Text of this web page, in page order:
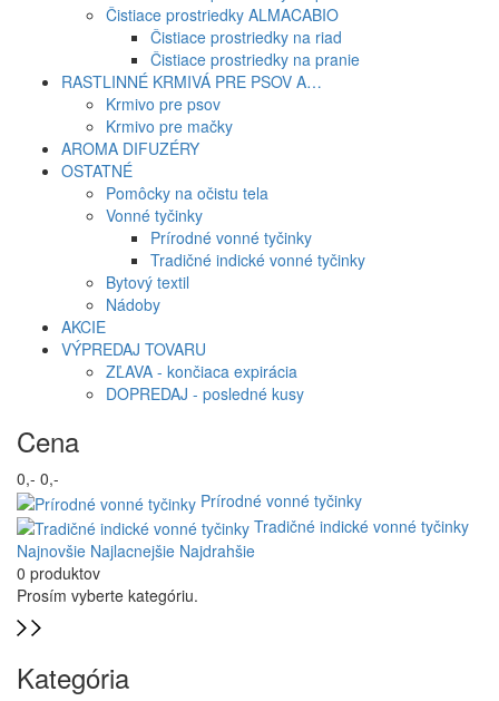
Čistiace prostriedky ALMACABIO
Čistiace prostriedky na riad
Čistiace prostriedky na pranie
RASTLINNÉ KRMIVÁ PRE PSOV A…
Krmivo pre psov
Krmivo pre mačky
AROMA DIFUZÉRY
OSTATNÉ
Pomôcky na očistu tela
Vonné tyčinky
Prírodné vonné tyčinky
Tradičné indické vonné tyčinky
Bytový textil
Nádoby
AKCIE
VÝPREDAJ TOVARU
ZĽAVA - končiaca expirácia
DOPREDAJ - posledné kusy
Cena
0,- 0,-
Prírodné vonné tyčinky
Tradičné indické vonné tyčinky
Najnovšie Najlacnejšie Najdrahšie
0 produktov
Prosím vyberte kategóriu.
Kategória